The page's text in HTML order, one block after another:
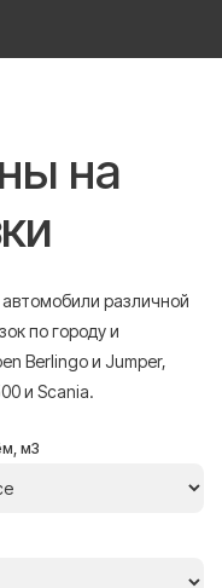
на
различной
по городу и
Berlingo и Jumper,
и Scania.
м3